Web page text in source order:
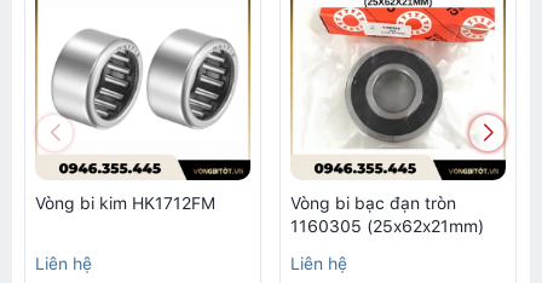
Vòng bi kim HK1712FM
Liên hệ
Vòng bi bạc đạn tròn
1160305 (25x62x21mm)
Liên hệ